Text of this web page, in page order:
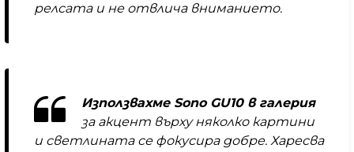
релсата и не отвлича вниманието.
Използвахме Sono GU10 в галерия
за акцент върху няколко картини
и светлината се фокусира добре. Харесва